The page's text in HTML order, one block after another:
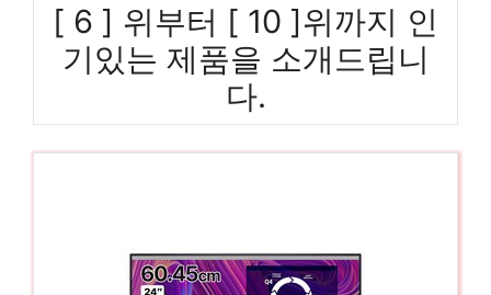
[ 6 ] 위부터 [ 10 ]위까지 인
기있는 제품을 소개드립니
다.